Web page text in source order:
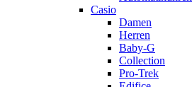
Casio
Damen
Herren
Baby-G
Collection
Pro-Trek